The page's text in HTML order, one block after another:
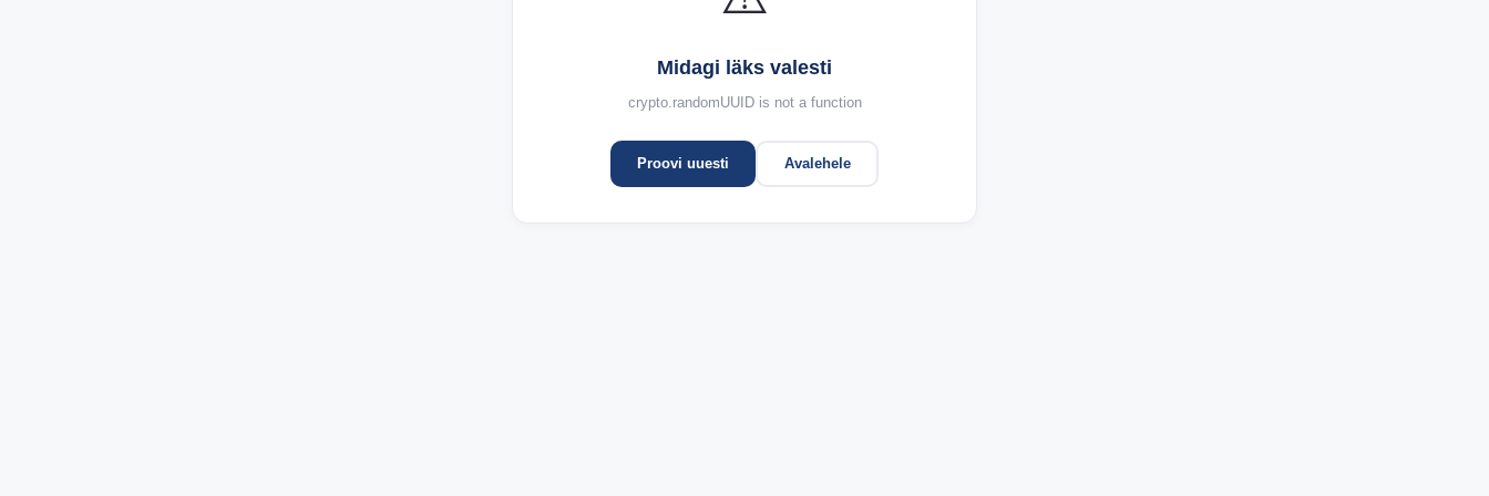
Midagi läks valesti
crypto.randomUUID is not a function
Proovi uuesti Avalehele